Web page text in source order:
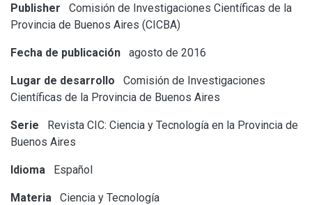
Publisher
Comisión de Investigaciones Científicas de la
Provincia de Buenos Aires (CICBA)
Fecha de publicación agosto de 2016
Lugar de desarrollo
Comisión de Investigaciones
Científicas de la Provincia de Buenos Aires
Serie
Revista CIC: Ciencia y Tecnología en la Provincia de
Buenos Aires
Idioma Español
Materia Ciencia y Tecnología